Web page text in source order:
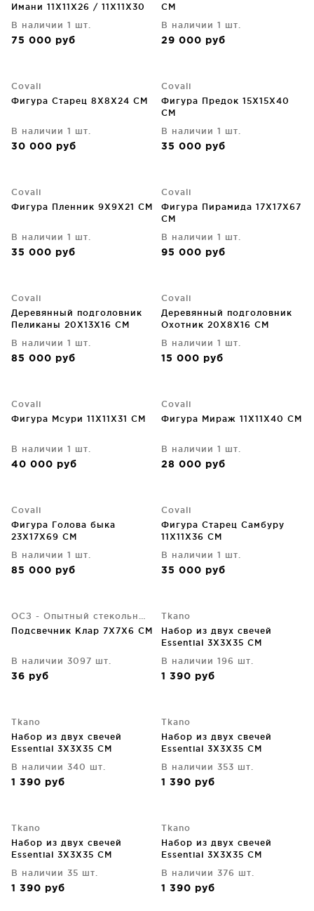
Имани 11X11X26 / 11X11X30
В наличии 1 шт.
75 000 руб
CM
В наличии 1 шт.
29 000 руб
Covali
Фигура Старец 8X8X24 CM
В наличии 1 шт.
30 000 руб
Covali
Фигура Предок 15X15X40
CM
В наличии 1 шт.
35 000 руб
Covali
Фигура Пленник 9X9X21 CM
В наличии 1 шт.
35 000 руб
Covali
Фигура Пирамида 17X17X67
CM
В наличии 1 шт.
95 000 руб
Covali
Деревянный подголовник
Пеликаны 20X13X16 CM
В наличии 1 шт.
85 000 руб
Covali
Деревянный подголовник
Охотник 20X8X16 CM
В наличии 1 шт.
15 000 руб
Covali
Фигура Мсури 11X11X31 CM
В наличии 1 шт.
40 000 руб
Covali
Фигура Мираж 11X11X40 CM
В наличии 1 шт.
28 000 руб
Covali
Фигура Голова быка
23X17X69 CM
В наличии 1 шт.
85 000 руб
Covali
Фигура Cтарец Самбуру
11X11X36 CM
В наличии 1 шт.
35 000 руб
Подсвечник Клар 7X7X6 CM
В наличии 3097 шт.
36 руб
Tkano
Набор из двух свечей
Essential 3X3X35 CM
В наличии 196 шт.
1 390 руб
Tkano
Набор из двух свечей
Essential 3X3X35 CM
В наличии 340 шт.
1 390 руб
Tkano
Набор из двух свечей
Essential 3X3X35 CM
В наличии 353 шт.
1 390 руб
Tkano
Набор из двух свечей
Essential 3X3X35 CM
В наличии 35 шт.
1 390 руб
Tkano
Набор из двух свечей
Essential 3X3X35 CM
В наличии 376 шт.
1 390 руб